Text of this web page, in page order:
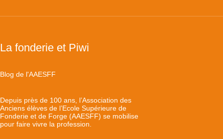
La fonderie et Piwi
Blog de l'AAESFF
Depuis près de 100 ans, l’Association des
Anciens élèves de l’Ecole Supérieure de
Fonderie et de Forge (AAESFF) se mobilise
pour faire vivre la profession.